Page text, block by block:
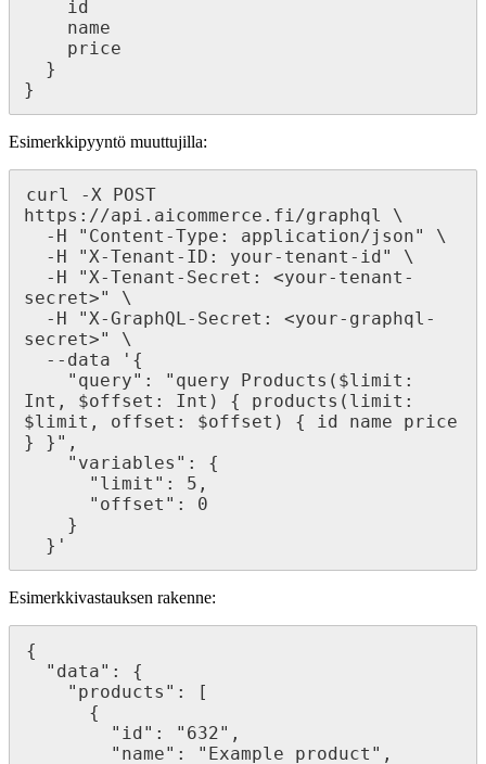
}
Esimerkkipyyntö muuttujilla:
curl -X POST
https://api.aicommerce.fi/graphql \
secret>" \
secret>" \
Int, $offset: Int) { products(limit:
$limit, offset: $offset) { id name price
} }",
  }'
Esimerkkivastauksen rakenne:
{